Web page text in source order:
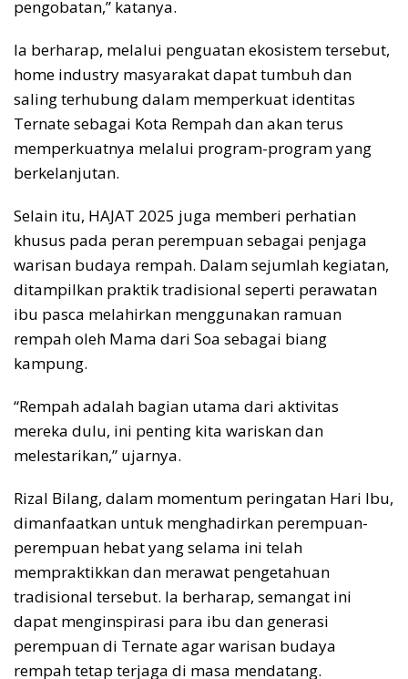
pengobatan,” katanya.
Ia berharap, melalui penguatan ekosistem tersebut,
home industry masyarakat dapat tumbuh dan
saling terhubung dalam memperkuat identitas
Ternate sebagai Kota Rempah dan akan terus
memperkuatnya melalui program-program yang
berkelanjutan.
Selain itu, HAJAT 2025 juga memberi perhatian
khusus pada peran perempuan sebagai penjaga
warisan budaya rempah. Dalam sejumlah kegiatan,
ditampilkan praktik tradisional seperti perawatan
ibu pasca melahirkan menggunakan ramuan
rempah oleh Mama dari Soa sebagai biang
kampung.
“Rempah adalah bagian utama dari aktivitas
mereka dulu, ini penting kita wariskan dan
melestarikan,” ujarnya.
Rizal Bilang, dalam momentum peringatan Hari Ibu,
dimanfaatkan untuk menghadirkan perempuan-
perempuan hebat yang selama ini telah
mempraktikkan dan merawat pengetahuan
tradisional tersebut. Ia berharap, semangat ini
dapat menginspirasi para ibu dan generasi
perempuan di Ternate agar warisan budaya
rempah tetap terjaga di masa mendatang.